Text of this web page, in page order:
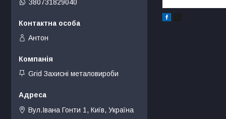
380731829040
Антон
Grid Захисні металовироби
Вул.Івана Гонти 1, Київ, Україна